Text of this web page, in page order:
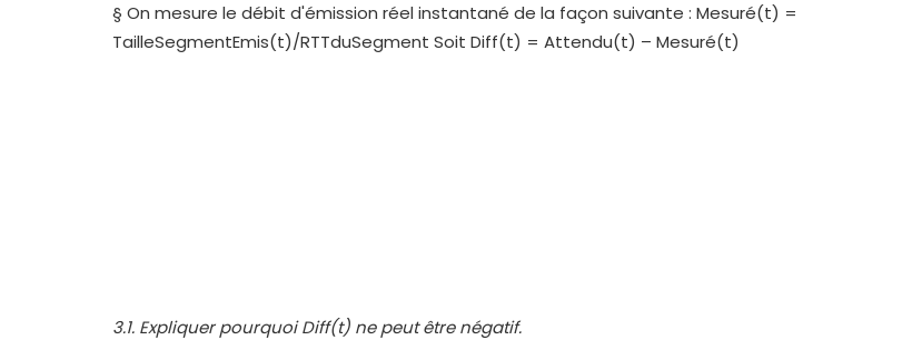
§ On mesure le débit d'émission réel instantané de la façon suivante : Mesuré(t) =
TailleSegmentEmis(t)/RTTduSegment Soit Diff(t) = Attendu(t) – Mesuré(t)
3.1. Expliquer pourquoi Diff(t) ne peut être négatif.